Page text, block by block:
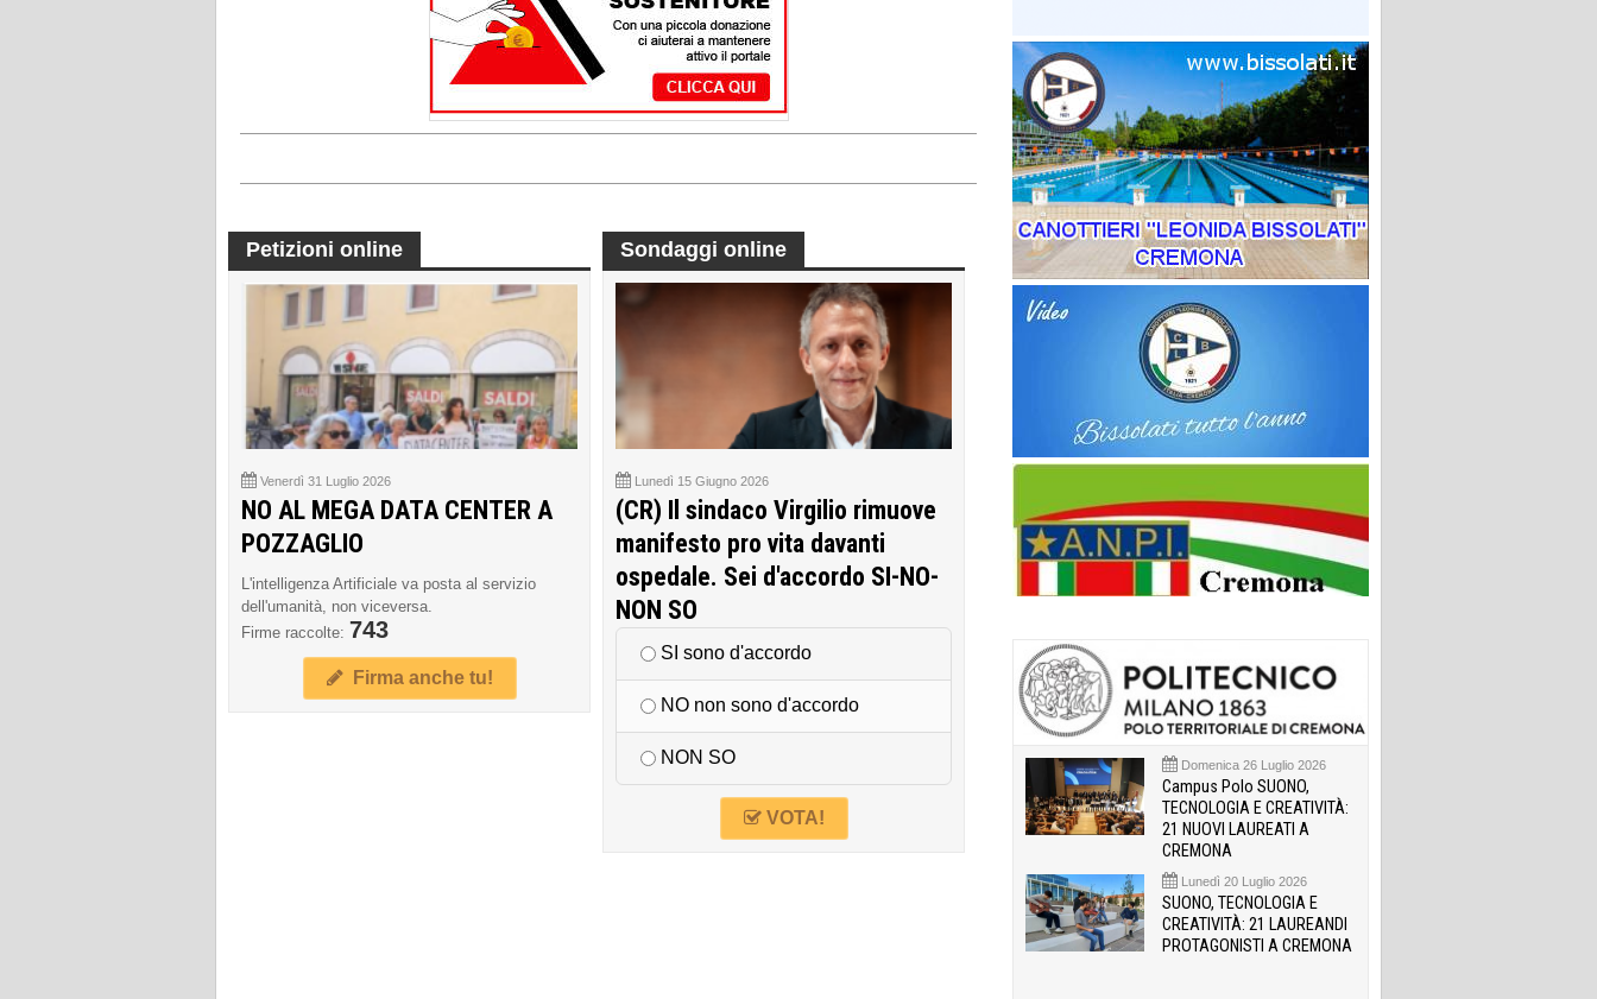
Petizioni online
Venerdì 31 Luglio 2026
NO AL MEGA DATA CENTER A
POZZAGLIO
L'intelligenza Artificiale va posta al servizio
dell'umanità, non viceversa.
Firme raccolte: 743
Firma anche tu!
Sondaggi online
Lunedì 15 Giugno 2026
(CR) Il sindaco Virgilio rimuove
manifesto pro vita davanti
ospedale. Sei d'accordo SI-NO-
NON SO
SI sono d'accordo
NO non sono d'accordo
NON SO
VOTA!
Domenica 26 Luglio 2026
Campus Polo SUONO,
TECNOLOGIA E CREATIVITÀ:
21 NUOVI LAUREATI A
CREMONA
Lunedì 20 Luglio 2026
SUONO, TECNOLOGIA E
CREATIVITÀ: 21 LAUREANDI
PROTAGONISTI A CREMONA